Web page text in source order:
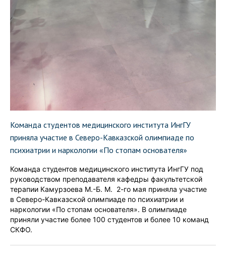
Команда студентов медицинского института ИнгГУ
приняла участие в Северо-Кавказской олимпиаде по
психиатрии и наркологии «По стопам основателя»
Команда студентов медицинского института ИнгГУ под
руководством преподавателя кафедры факультетской
терапии Камурзоева М.-Б. М. 2-го мая приняла участие
в Северо-Кавказской олимпиаде по психиатрии и
наркологии «По стопам основателя». В олимпиаде
приняли участие более 100 студентов и более 10 команд
СКФО.